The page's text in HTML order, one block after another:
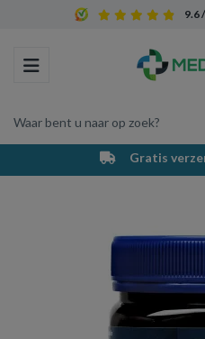
9.6
Toggle navigation
Waar bent u naar op zoek?
Winkelwagen
Uw
Vul hem
Gratis